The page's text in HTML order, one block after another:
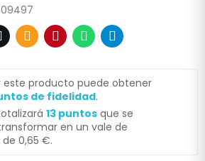
este producto puede obtener
de fidelidad.
13 puntos que se
en un vale de
0,65 €.